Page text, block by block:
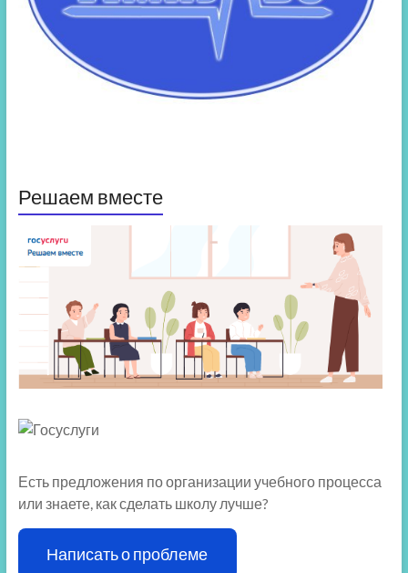
Решаем вместе
Есть предложения по организации учебного процесса
или знаете, как сделать школу лучше?
Написать о проблеме